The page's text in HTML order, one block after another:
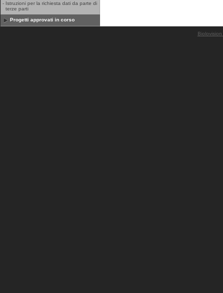
- Istruzioni per la richiesta dati da parte di
terze parti
Progetti approvati in corso
Biolovision